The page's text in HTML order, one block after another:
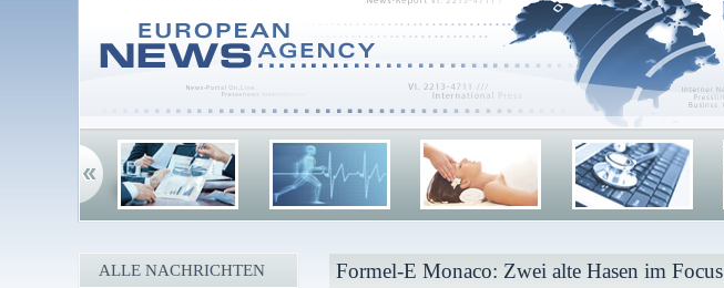
Formel-E Monaco: Zwei alte Hasen im Focus
ALLE NACHRICHTEN